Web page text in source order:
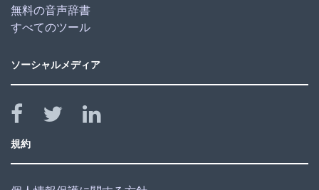
無料の音声辞書
すべてのツール
ソーシャルメディア
規約